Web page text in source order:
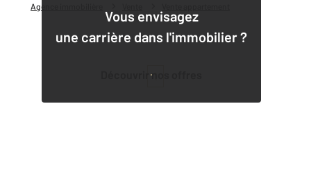
Agence immobilière
Vous envisagez
une carrière dans l'immobilier ?
Découvrir nos offres